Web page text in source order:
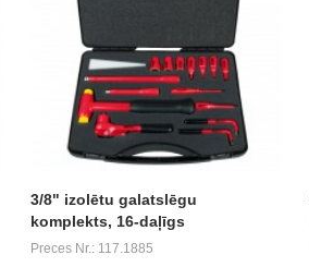
3/8" izolētu galatslēgu
komplekts, 16-daļīgs
Preces Nr.: 117.1885